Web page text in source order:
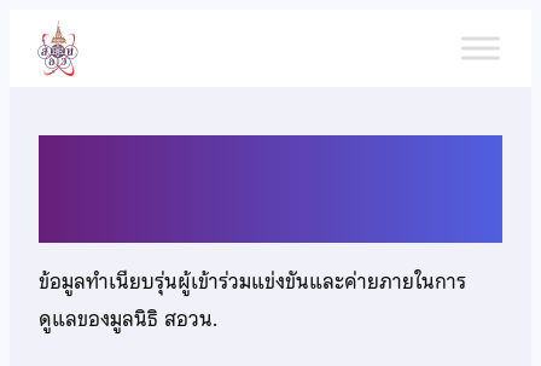
เนื้อหา
ข้อมูลทำเนียบรุ่นผู้เข้าร่วมแข่งขันและค่ายภายในการ
ดูแลของมูลนิธิ สอวน.